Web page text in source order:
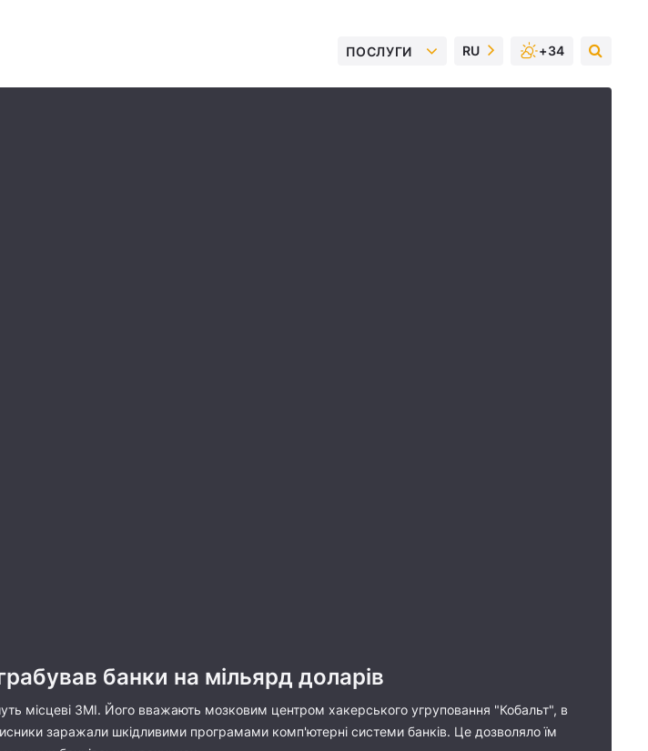
ПОСЛУГИ RU +34
банки на мільярд доларів
місцеві ЗМІ. Його вважають мозковим центром хакерського угруповання "Кобальт", в
заражали шкідливими програмами комп'ютерні системи банків. Це дозволяло їм